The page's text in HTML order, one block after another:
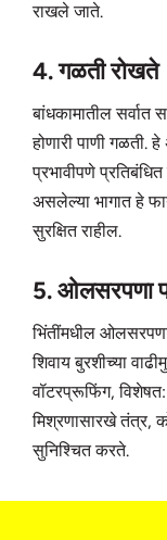
राखले जाते.
4. गळती रोखते
बांधकामातील सर्वात
होणारी पाणी गळती.
प्रभावीपणे
असलेल्या भागात हे
सुरक्षित राहील.
5. ओलसरपणा
भिंतींमधील
शिवाय बुरशीच्या
वॉटरप्रूफिंग,
मिश्रणासारखे तंत्र,
सुनिश्चित करते.